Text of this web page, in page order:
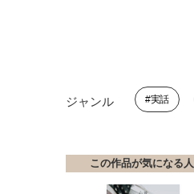
ジャンル 実話
この作品が気になる